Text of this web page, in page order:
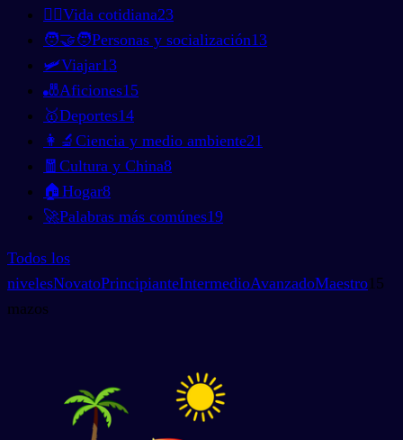
🚶‍♂️Vida cotidiana23
🧑‍🤝‍🧑Personas y socialización13
🛩️Viajar13
🎳Aficiones15
🥇Deportes14
👩‍🔬 Ciencia y medio ambiente21
🧧 Cultura y China8
🏠 Hogar8
🚀Palabras más comúnes19
Todos los
nivelesNovatoPrincipianteIntermedioAvanzadoMaestro15
mazos